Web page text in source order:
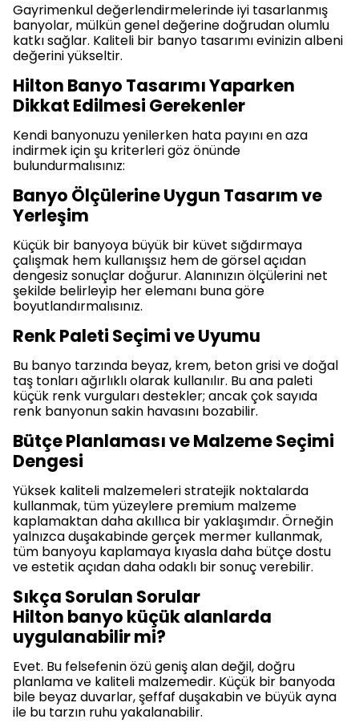
Gayrimenkul değerlendirmelerinde iyi tasarlanmış
banyolar, mülkün genel değerine doğrudan olumlu
katkı sağlar. Kaliteli bir banyo tasarımı evinizin albeni
değerini yükseltir.
Hilton Banyo Tasarımı Yaparken
Dikkat Edilmesi Gerekenler
Kendi banyonuzu yenilerken hata payını en aza
indirmek için şu kriterleri göz önünde
bulundurmalısınız:
Banyo Ölçülerine Uygun Tasarım ve
Yerleşim
Küçük bir banyoya büyük bir küvet sığdırmaya
çalışmak hem kullanışsız hem de görsel açıdan
dengesiz sonuçlar doğurur. Alanınızın ölçülerini net
şekilde belirleyip her elemanı buna göre
boyutlandırmalısınız.
Renk Paleti Seçimi ve Uyumu
Bu banyo tarzında beyaz, krem, beton grisi ve doğal
taş tonları ağırlıklı olarak kullanılır. Bu ana paleti
küçük renk vurguları destekler; ancak çok sayıda
renk banyonun sakin havasını bozabilir.
Bütçe Planlaması ve Malzeme Seçimi
Dengesi
Yüksek kaliteli malzemeleri stratejik noktalarda
kullanmak, tüm yüzeylere premium malzeme
kaplamaktan daha akıllıca bir yaklaşımdır. Örneğin
yalnızca duşakabinde gerçek mermer kullanmak,
tüm banyoyu kaplamaya kıyasla daha bütçe dostu
ve estetik açıdan daha odaklı bir sonuç verebilir.
Sıkça Sorulan Sorular
Hilton banyo küçük alanlarda
uygulanabilir mi?
Evet. Bu felsefenin özü geniş alan değil, doğru
planlama ve kaliteli malzemedir. Küçük bir banyoda
bile beyaz duvarlar, şeffaf duşakabin ve büyük ayna
ile bu tarzın ruhu yakalanabilir.